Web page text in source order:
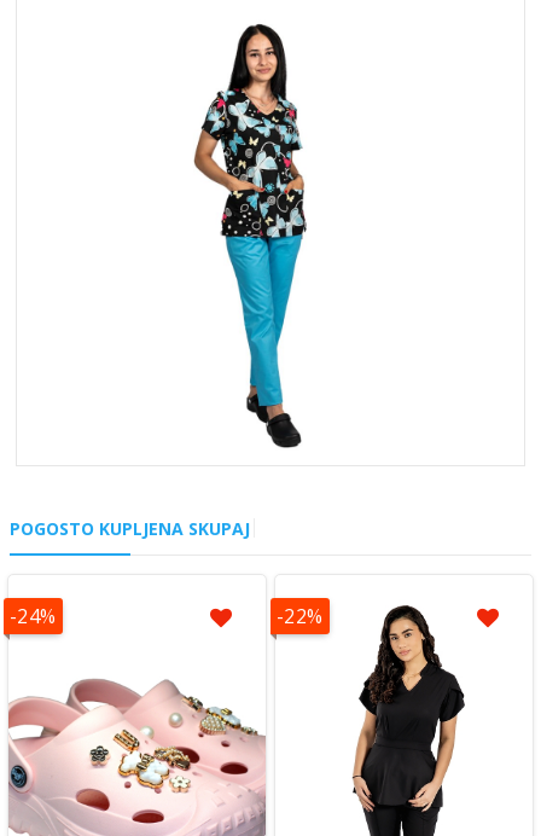
POGOSTO KUPLJENA SKUPAJ
-24% -22%